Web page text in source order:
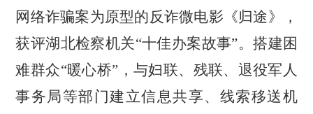
网络诈骗案为原型的反诈微电影《归途》，
获评湖北检察机关“十佳办案故事”。搭建困
难群众“暖心桥”，与妇联、残联、退役军人
事务局等部门建立信息共享、线索移送机